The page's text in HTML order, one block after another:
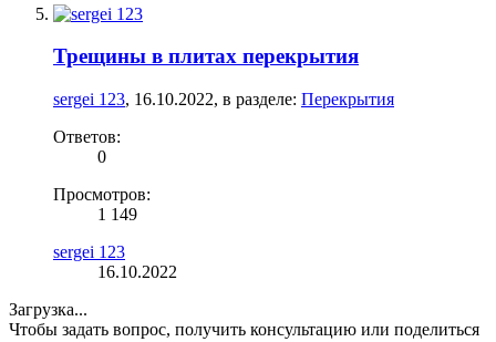
Трещины в плитах перекрытия
sergei 123, 16.10.2022, в разделе: Перекрытия
Ответов:
0
Просмотров:
1 149
sergei 123
16.10.2022
Загрузка...
Чтобы задать вопрос, получить консультацию или поделиться